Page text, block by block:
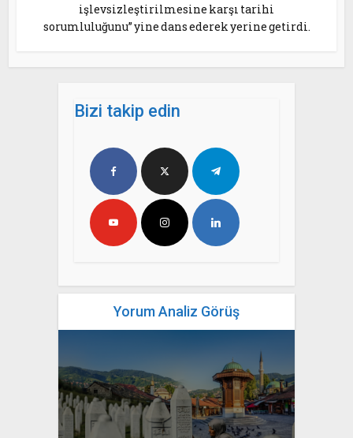
işlevsizleştirilmesine karşı tarihi
sorumluluğunu” yine dans ederek yerine getirdi.
Bizi takip edin
Yorum Analiz Görüş